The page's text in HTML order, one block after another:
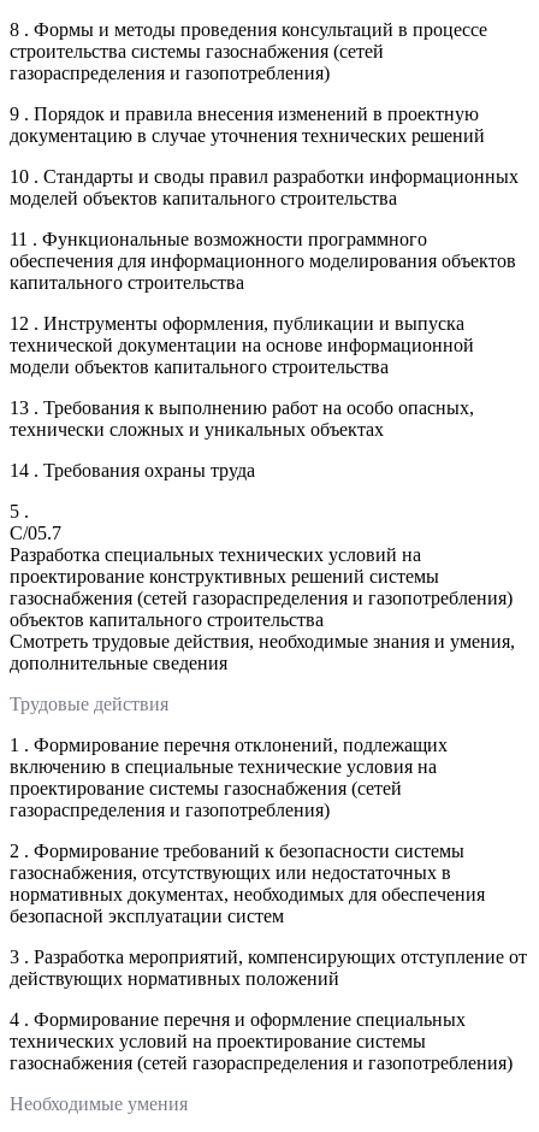
8 . Формы и методы проведения консультаций в процессе
строительства системы газоснабжения (сетей
газораспределения и газопотребления)
9 . Порядок и правила внесения изменений в проектную
документацию в случае уточнения технических решений
10 . Стандарты и своды правил разработки информационных
моделей объектов капитального строительства
11 . Функциональные возможности программного
обеспечения для информационного моделирования объектов
капитального строительства
12 . Инструменты оформления, публикации и выпуска
технической документации на основе информационной
модели объектов капитального строительства
13 . Требования к выполнению работ на особо опасных,
технически сложных и уникальных объектах
14 . Требования охраны труда
5 .
C/05.7
Разработка специальных технических условий на
проектирование конструктивных решений системы
газоснабжения (сетей газораспределения и газопотребления)
объектов капитального строительства
Смотреть трудовые действия, необходимые знания и умения,
дополнительные сведения
Трудовые действия
1 . Формирование перечня отклонений, подлежащих
включению в специальные технические условия на
проектирование системы газоснабжения (сетей
газораспределения и газопотребления)
2 . Формирование требований к безопасности системы
газоснабжения, отсутствующих или недостаточных в
нормативных документах, необходимых для обеспечения
безопасной эксплуатации систем
3 . Разработка мероприятий, компенсирующих отступление от
действующих нормативных положений
4 . Формирование перечня и оформление специальных
технических условий на проектирование системы
газоснабжения (сетей газораспределения и газопотребления)
Необходимые умения